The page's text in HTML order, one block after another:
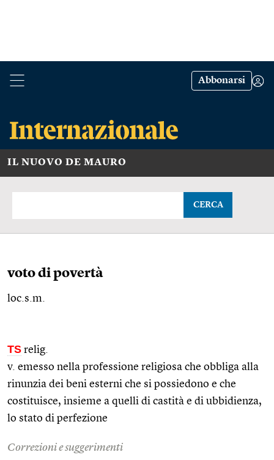
Abbonarsi
IL NUOVO DE MAURO
CERCA
voto di povertà
loc.s.m.
TS relig.
v. emesso nella professione religiosa che obbliga alla
rinunzia dei beni esterni che si possiedono e che
costituisce, insieme a quelli di castità e di ubbidienza,
lo stato di perfezione
Correzioni e suggerimenti